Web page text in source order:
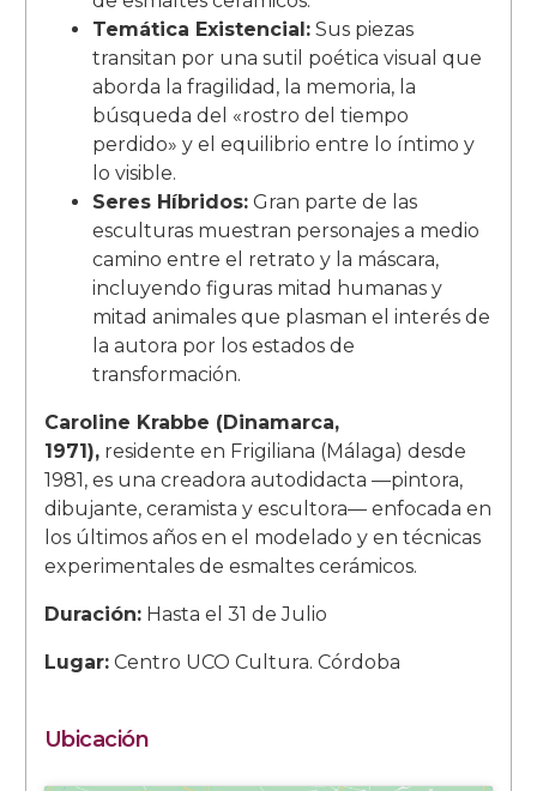
Temática Existencial:Sus piezas
transitan por una sutil poética visual que
aborda la fragilidad, la memoria, la
búsqueda del «rostro del tiempo
perdido» y el equilibrio entre lo íntimo y
lo visible.
Seres Híbridos:Gran parte de las
esculturas muestran personajes a medio
camino entre el retrato y la máscara,
incluyendo figuras mitad humanas y
mitad animales que plasman el interés de
la autora por los estados de
transformación.
Caroline Krabbe (Dinamarca,
1971),residente en Frigiliana (Málaga) desde
1981, es una creadora autodidacta —pintora,
dibujante, ceramista y escultora— enfocada en
los últimos años en el modelado y en técnicas
experimentales de esmaltes cerámicos.
Duración:Hasta el 31 de Julio
Lugar:Centro UCO Cultura. Córdoba
Ubicación